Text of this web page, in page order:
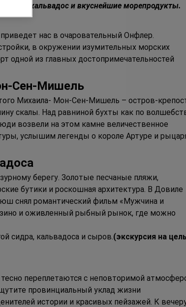
кальвадос и вкуснейшие морепродукты.
нас в очаровательный Онфлер.
в окружении изумительных морских
одной из главных достопримечательностей
Сен-Мишель
Михаила- Мон-Сен-Мишель – остров-
скалы. Над равниной бухты как по
возвели на этом камне величественное
услышим легенды о короле Артуре и
берегу. Золотые песчаные пляжи,
бутики и роскошная архитектура. В Довиле
снял романтический фильм «Мужчина и
и оживленный рыбный рынок, где можно
сидра, кальвадоса и сыров.(экскурсия на
переплетаются с неповторимой
провинциальный уклад жизни
истории и красивых пейзажей. К